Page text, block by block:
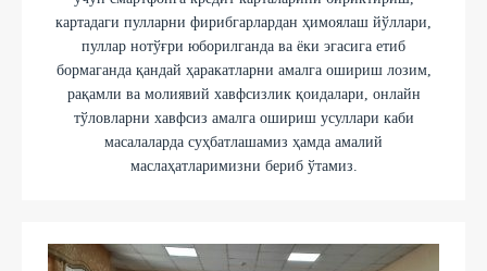
картадаги пулларни фирибгарлардан ҳимоялаш йўллари,
пуллар нотўғри юборилганда ва ёки эгасига етиб
бормаганда қандай ҳаракатларни амалга ошириш лозим,
рақамли ва молиявий хавфсизлик қоидалари, онлайн
тўловларни хавфсиз амалга ошириш усуллари каби
масалаларда суҳбатлашамиз ҳамда амалий
маслаҳатларимизни бериб ўтамиз.